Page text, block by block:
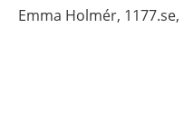
Emma Holmér,